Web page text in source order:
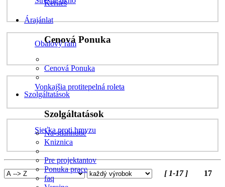
Kerítés
Árajánlat
Cenová Ponuka
Cenová Ponuka
Szolgáltatások
Szolgáltatások
Na-stiahnutie
Kniznica
Pre projektantov
Ponuka prace
faq
Obalový rám
Vonkajšia protitepelná roleta
Sieťka proti hmyzu
[ 1-17 ] 17